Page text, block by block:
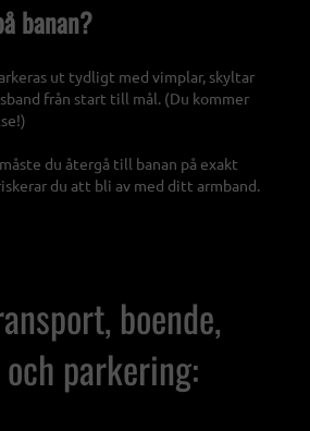
banan?
ut tydligt med vimplar, skyltar
från start till mål. (Du kommer
du återgå till banan på exakt
du att bli av med ditt armband.
boende,
parkering: